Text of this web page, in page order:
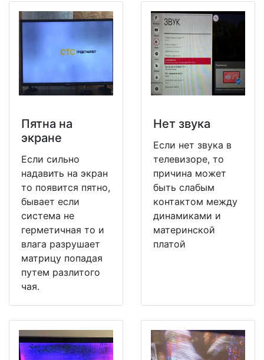
Пятна на
экране
Если сильно
надавить на экран
то появится пятно,
бывает если
система не
герметичная то и
влага разрушает
матрицу попадая
путем разлитого
чая.
Нет звука
Если нет звука в
телевизоре, то
причина может
быть слабым
контактом между
динамиками и
материнской
платой